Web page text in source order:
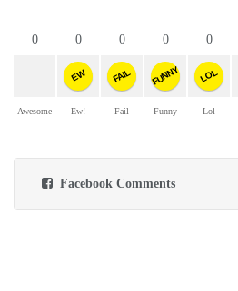
0
Awesome
0
EW
Ew!
0
FAIL
Fail
0
FUNNY
Funny
0
LOL
Lol
Facebook Comments